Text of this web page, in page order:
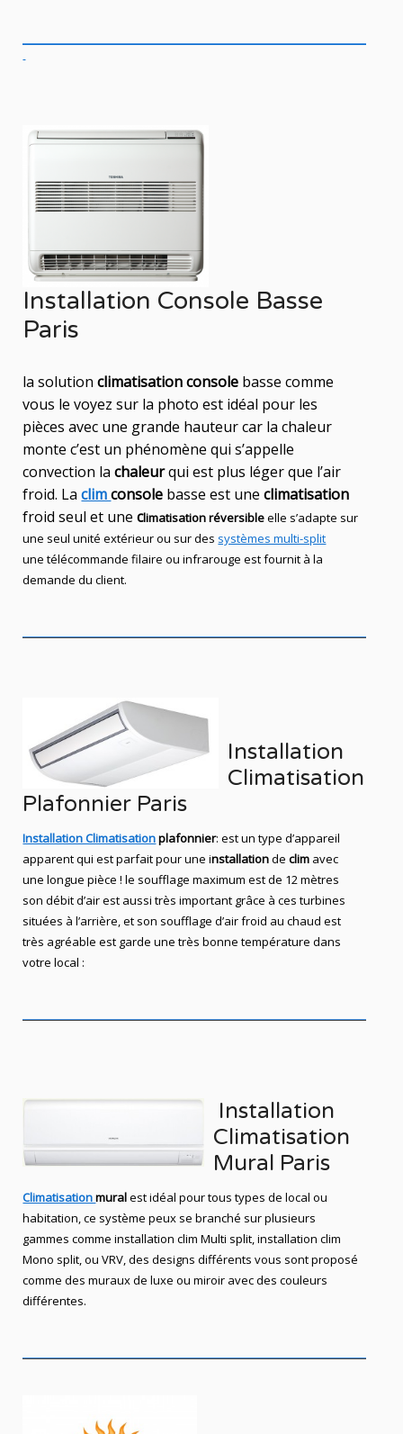
Installation Console Basse
Paris
la solutionclimatisation console basse comme
vous le voyez sur la photo est idéal pour les
pièces avec une grande hauteur car la chaleur
monte c’est un phénomène qui s’appelle
convection lachaleurqui est plus léger que l’air
froid. Laclimconsole basse est uneclimatisation
froid seul et uneclimatisation réversibleelle s’adapte sur
une seulunité extérieur ou sur des systèmes multi-split
une télécommande filaire ou infrarouge est fournit à la
demande du client.
Installation
Climatisation
Plafonnier Paris
Installation Climatisationplafonnier: est un type d’appareil
apparent qui est parfait pour une installationdeclim avec
une longue pièce ! le soufflage maximum est de 12 mètres
son débit d’air est aussi très important grâce à ces turbines
situées à l’arrière, et son soufflage d’air froid au chaud est
très agréable est garde une très bonne température dans
votre local :
Installation
Climatisation
Mural Paris
Climatisationmuralest idéal pour tous types de local ou
habitation, ce système peux se branché sur plusieurs
gammes comme installation clim Multi split, installation clim
Mono split, ou VRV, des designs différents vous sont proposé
comme des muraux de luxe ou miroir avec des couleurs
différentes.